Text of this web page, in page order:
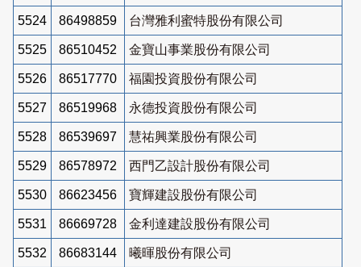
5524 86498859 台灣雅利蜜特股份有限公司
5525 86510452 金寶山事業股份有限公司
5526 86517770 福園投資股份有限公司
5527 86519968 永德投資股份有限公司
5528 86539697 慧祐興業股份有限公司
5529 86578972 西門乙設計股份有限公司
5530 86623456 寶輝建設股份有限公司
5531 86669728 金利達建設股份有限公司
5532 86683144 曦暉股份有限公司